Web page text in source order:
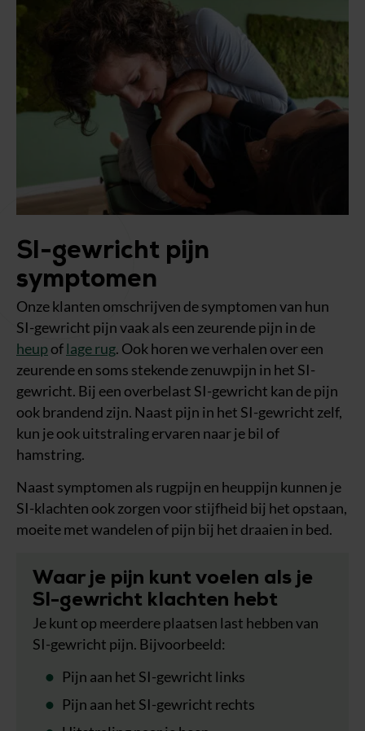
SI-gewricht pijn
symptomen
Onze klanten omschrijven de symptomen van hun
SI-gewricht pijn vaak als een zeurende pijn in de
heup oflage rug. Ook horen we verhalen over een
zeurende en soms stekende zenuwpijn in het SI-
gewricht. Bij een overbelast SI-gewricht kan de pijn
ook brandend zijn. Naast pijn in het SI-gewricht zelf,
kun je ook uitstraling ervaren naar je bil of
hamstring.
Naast symptomen als rugpijn en heuppijn kunnen je
SI-klachten ook zorgen voor stijfheid bij het opstaan,
moeite met wandelen of pijn bij het draaien in bed.
Waar je pijn kunt voelen als je
SI-gewricht klachten hebt
Je kunt op meerdere plaatsen last hebben van
SI-gewricht pijn. Bijvoorbeeld:
Pijn aan het SI-gewricht links
Pijn aan het SI-gewricht rechts